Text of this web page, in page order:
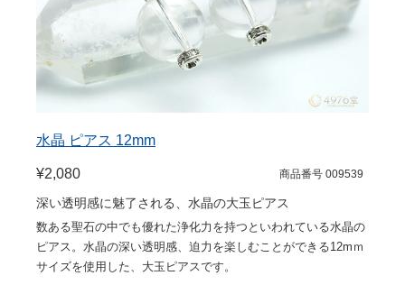
水晶 ピアス 12mm
¥2,080 商品番号 009539
深い透明感に魅了される、水晶の大玉ピアス
数ある聖石の中でも優れた浄化力を持つといわれている水晶の
ピアス。水晶の深い透明感、迫力を楽しむことができる12mｍ
サイズを使用した、大玉ピアスです。